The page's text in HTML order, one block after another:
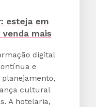
esteja em
mais
digital
e
cultural
A hotelaria,